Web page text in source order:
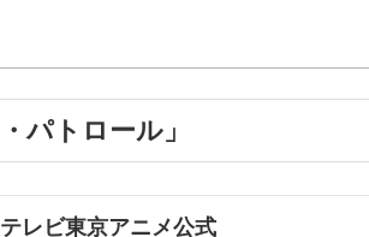
パトロール」
レビ東京アニメ公式